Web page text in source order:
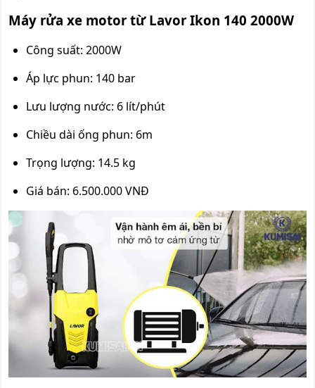
Máy rửa xe motor từ Lavor Ikon 140 2000W
Công suất: 2000W
Áp lực phun: 140 bar
Lưu lượng nước: 6 lít/phút
Chiều dài ống phun: 6m
Trọng lượng: 14.5 kg
Giá bán: 6.500.000 VNĐ